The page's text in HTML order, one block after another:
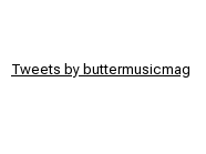
Tweets by buttermusicmag